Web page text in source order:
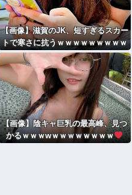
【画像】滋賀のJK、短すぎるスカー
トで寒さに抗うｗｗｗｗｗｗｗｗｗ
ｗ
【画像】陰キャ巨乳の最高峰、見つ
かるｗｗｗwｗｗｗｗｗｗｗｗ